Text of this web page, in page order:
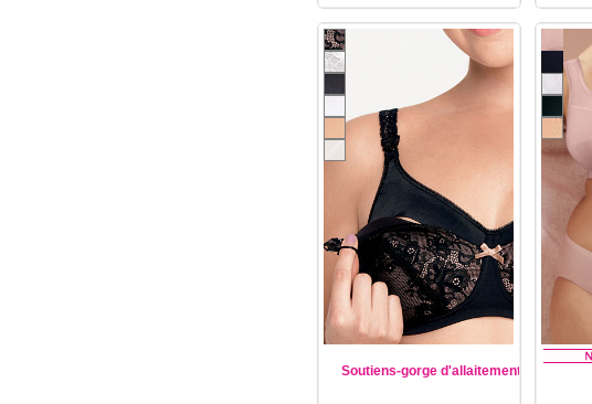
Soutiens-gorge d'allaitement